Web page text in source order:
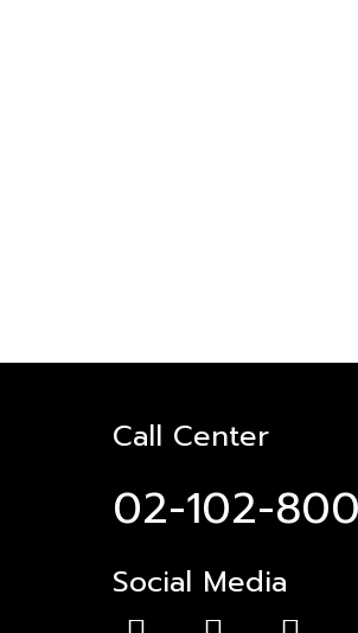
Call Center
02-102-
Social Media